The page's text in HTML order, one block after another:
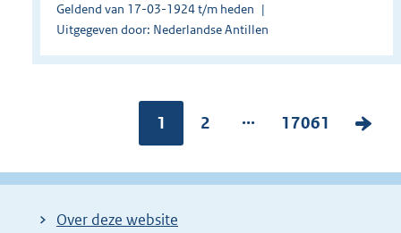
Geldend van 17-03-1924 t/m heden
Uitgegeven door: Nederlandse Antillen
Pagina:
1
P
g
2 ...
P
g
17061
V
l
Over deze website